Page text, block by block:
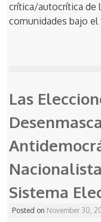
crítica/autocrítica de
comunidades bajo
Las
Sistema
Posted on November 30,